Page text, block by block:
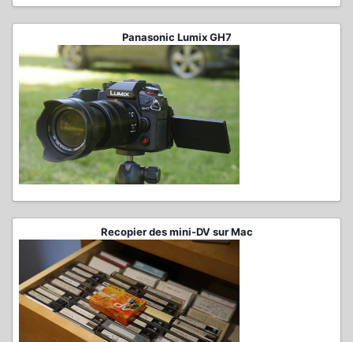
Panasonic Lumix GH7
Recopier des mini-DV sur Mac